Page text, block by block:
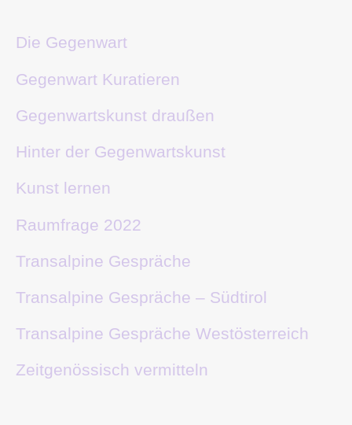
Die Gegenwart
Gegenwart Kuratieren
Gegenwartskunst draußen
Hinter der Gegenwartskunst
Kunst lernen
Raumfrage 2022
Transalpine Gespräche
Transalpine Gespräche – Südtirol
Transalpine Gespräche Westösterreich
Zeitgenössisch vermitteln